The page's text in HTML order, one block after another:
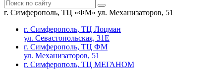
г. Симферополь, ТЦ «ФМ» ул. Механизаторов, 51
г. Симферополь, ТЦ Лоцман
ул. Севастопольская, 31Е
г. Симферополь, ТЦ ФМ
ул. Механизаторов, 51
г. Симферополь, ТЦ МЕГАНОМ